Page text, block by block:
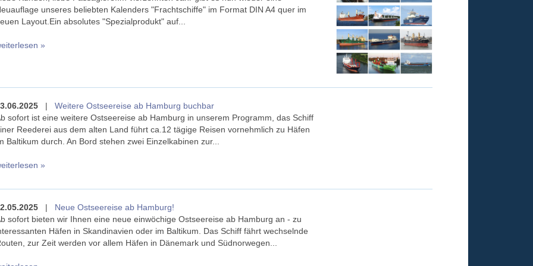
unseres beliebten Kalenders "Frachtschiffe" im Format DIN A4 quer im
Layout.Ein absolutes "Spezialprodukt" auf...
»
| Weitere Ostseereise ab Hamburg buchbar
sofort ist eine weitere Ostseereise ab Hamburg in unserem Programm, das Schiff
Reederei aus dem alten Land führt ca.12 tägige Reisen vornehmlich zu Häfen
Baltikum durch. An Bord stehen zwei Einzelkabinen zur...
»
| Neue Ostseereise ab Hamburg!
sofort bieten wir Ihnen eine neue einwöchige Ostseereise ab Hamburg an - zu
Häfen in Skandinavien oder im Baltikum. Das Schiff fährt wechselnde
zur Zeit werden vor allem Häfen in Dänemark und Südnorwegen...